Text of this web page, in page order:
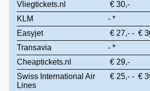
Vliegtickets.nl
€ 30,-
KLM
- *
Easyjet
€ 27,- - €
Transavia
- *
Cheaptickets.nl
€ 29,-
Swiss International Air
Lines
€ 25,- - €